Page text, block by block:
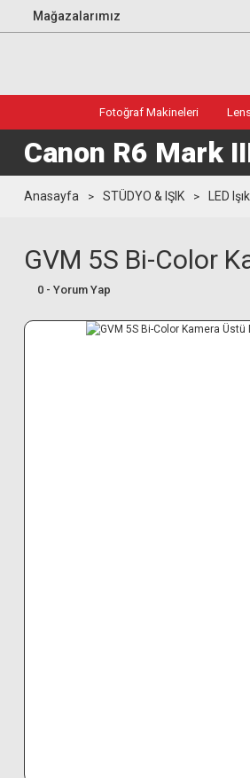
Mağazalarımız
Fotoğraf Makineleri
Canon R6 Mark
Anasayfa STÜDYO & IŞIK LED
GVM 5S Bi-Color
0 - Yorum Yap